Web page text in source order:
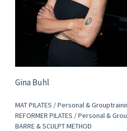
Gina Buhl
MAT PILATES / Personal &
REFORMER PILATES / Personal &
BARRE & SCULPT METHOD